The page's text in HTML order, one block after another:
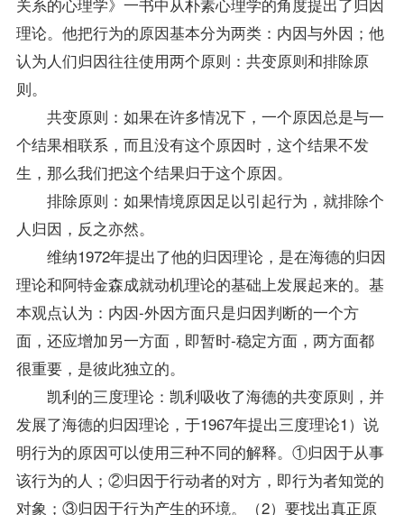
理论。他把行为的原因基本分为两类：内因与外因；他
认为人们归因往往使用两个原则：共变原则和排除原
则。
共变原则：如果在许多情况下，一个原因总是与一
个结果相联系，而且没有这个原因时，这个结果不发
生，那么我们把这个结果归于这个原因。
排除原则：如果情境原因足以引起行为，就排除个
人归因，反之亦然。
维纳1972年提出了他的归因理论，是在海德的归因
理论和阿特金森成就动机理论的基础上发展起来的。基
本观点认为：内因-外因方面只是归因判断的一个方
面，还应增加另一方面，即暂时-稳定方面，两方面都
很重要，是彼此独立的。
凯利的三度理论：凯利吸收了海德的共变原则，并
发展了海德的归因理论，于1967年提出三度理论1）说
明行为的原因可以使用三种不同的解释。①归因于从事
该行为的人；②归因于行动者的对方，即行为者知觉的
对象；③归因于行为产生的环境。（2）要找出真正原